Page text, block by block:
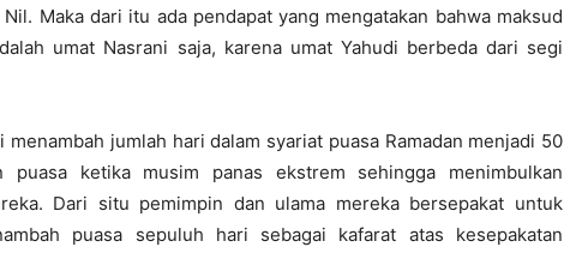
Maka dari itu ada pendapat yang mengatakan bahwa maksud
umat Nasrani saja, karena umat Yahudi berbeda dari segi
jumlah hari dalam syariat puasa Ramadan menjadi 50
puasa ketika musim panas ekstrem sehingga menimbulkan
Dari situ pemimpin dan ulama mereka bersepakat untuk
puasa sepuluh hari sebagai kafarat atas kesepakatan